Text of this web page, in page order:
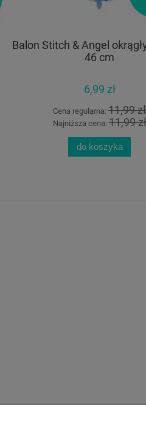
Balon Stitch & Angel
46 cm
6,99 zł
Cena regularna: 11,99 zł
Najniższa cena:11,99 zł
do koszyka